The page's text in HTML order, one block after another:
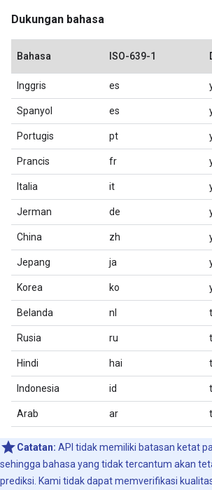
Dukungan bahasa
Bahasa ISO-639-1
Inggris es
Spanyol es
Portugis pt
Prancis fr
Italia it
Jerman de
China zh
Jepang ja
Korea ko
Belanda nl
Rusia ru
Hindi hai
Indonesia id
Arab ar
Catatan: API tidak memiliki batasan ketat
sehingga bahasa yang tidak tercantum akan
prediksi. Kami tidak dapat memverifikasi